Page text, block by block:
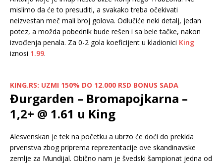
mislimo da će to presuditi, a svakako treba očekivati
neizvestan meč mali broj golova. Odlučiće neki detalj, jedan
potez, a možda pobednik bude rešen i sa bele tačke, nakon
izvođenja penala. Za 0-2 gola koeficijent u kladionici King
iznosi 1.99.
KING.RS: UZMI 150% DO 12.000 RSD BONUS SADA
Đurgarden – Bromapojkarna –
1,2+ @ 1.61 u King
Alesvenskan je tek na početku a ubrzo će doći do prekida
prvenstva zbog priprema reprezentacije ove skandinavske
zemlje za Mundijal. Obično nam je švedski šampionat jedna od